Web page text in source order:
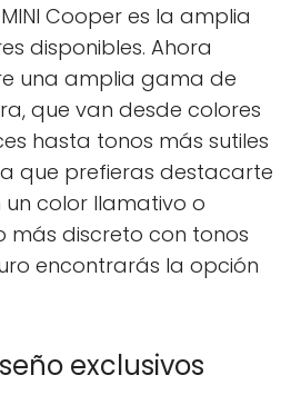
Cooper es la amplia
disponibles. Ahora
una amplia gama de
que van desde colores
hasta tonos más sutiles
que prefieras destacarte
color llamativo o
más discreto con tonos
encontrarás la opción
exclusivos